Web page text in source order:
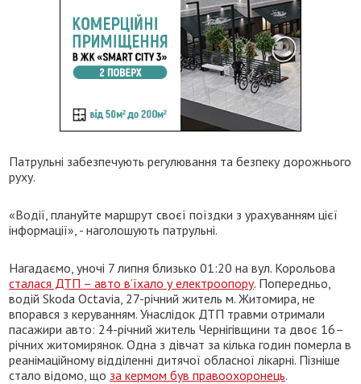
Патрульні забезпечують регулювання та безпеку дорожнього
руху.
«Водії, плануйте маршрут своєї поїздки з урахуванням цієї
інформації», - наголошують патрульні.
Нагадаємо, уночі 7 липня близько 01:20 на вул. Корольова
сталася ДТП – авто в’їхало у електроопору. Попередньо,
водій Skoda Octavia, 27-річний житель м. Житомира, не
впорався з керуванням. Унаслідок ДТП травми отримали
пасажири авто: 24-річний житель Чернігівщини та двоє 16–
річних житомирянок. Одна з дівчат за кілька годин померла в
реанімаційному відділенні дитячої обласної лікарні. Пізніше
стало відомо, що за кермом був правоохоронець.